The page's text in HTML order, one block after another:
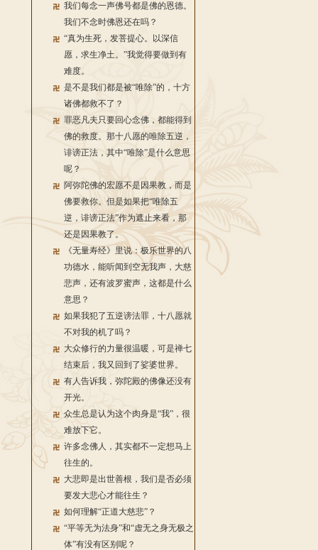
我们每念一声佛号都是佛的恩德。
我们不念时佛恩还在吗？
“真为生死，发菩提心。以深信
愿，求生净土。”我觉得要做到有
难度。
是不是我们都是被“唯除”的，十方
诸佛都救不了？
罪恶凡夫只要回心念佛，都能得到
佛的救度。那十八愿的唯除五逆，
诽谤正法，其中“唯除”是什么意思
呢？
阿弥陀佛的宏愿不是因果教，而是
佛要救你。但是如果把“唯除五
逆，诽谤正法”作为遮止来看，那
还是因果教了。
《无量寿经》里说：极乐世界的八
功德水，能听闻到空无我声，大慈
悲声，还有波罗蜜声，这都是什么
意思？
如果我犯了五逆谤法罪，十八愿就
不对我的机了吗？
大众修行的力量很温暖，可是禅七
结束后，我又回到了娑婆世界。
有人告诉我，弥陀殿的佛像还没有
开光。
众生总是认为这个肉身是“我”，很
难放下它。
许多念佛人，其实都不一定想马上
往生的。
大悲即是出世善根，我们是否必须
要发大悲心才能往生？
如何理解“正道大慈悲”？
“平等无为法身”和“虚无之身无极之
体”有没有区别呢？